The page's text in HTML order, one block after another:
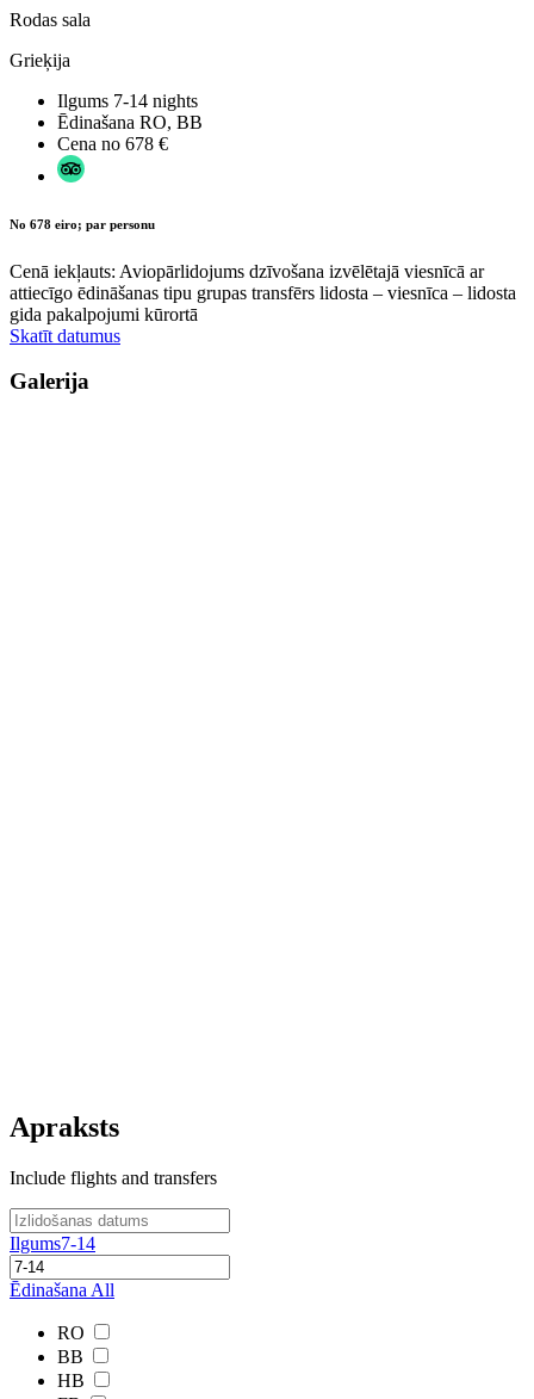
Rodas sala
Grieķija
Ilgums 7-14 nights
Ēdinašana RO, BB
Cena no 678 €
No 678 eiro; par personu
Cenā iekļauts: Aviopārlidojums dzīvošana izvēlētajā viesnīcā ar
attiecīgo ēdināšanas tipu grupas transfērs lidosta – viesnīca – lidosta
gida pakalpojumi kūrortā
Skatīt datumus
Galerija
Apraksts
Include flights and transfers
Ilgums7-14
Ēdinašana All
RO
BB
HB